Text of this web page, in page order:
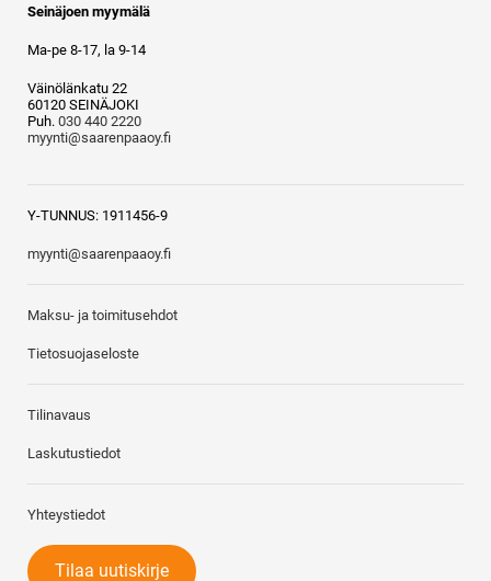
Seinäjoen myymälä
Ma-pe 8-17, la 9-14
Väinölänkatu 22
60120 SEINÄJOKI
Puh. 030 440 2220
myynti@saarenpaaoy.fi
Y-TUNNUS: 1911456-9
myynti@saarenpaaoy.fi
Maksu- ja toimitusehdot
Tietosuojaseloste
Tilinavaus
Laskutustiedot
Yhteystiedot
Tilaa uutiskirje